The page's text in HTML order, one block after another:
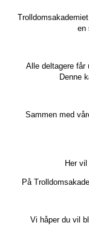
en
Alle deltagere får
Denne
Sammen med
Her
På
Vi håper du vil